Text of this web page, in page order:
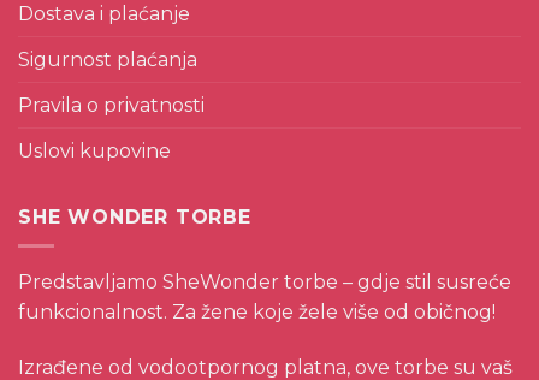
Dostava i plaćanje
Sigurnost plaćanja
Pravila o privatnosti
Uslovi kupovine
SHE WONDER TORBE
Predstavljamo SheWonder torbe – gdje stil susreće
funkcionalnost. Za žene koje žele više od običnog!
Izrađene od vodootpornog platna, ove torbe su vaš